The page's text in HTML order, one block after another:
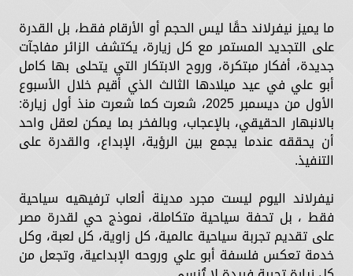
ما يميز نيفرلاند حقًا ليس الحجم أو الأرقام فقط، بل القدرة
على التجديد المستمر مع كل زيارة، يكتشف الزائر مفاجآت
جديدة، أفكار مبتكرة، وروح الابتكار التي يتحلى بها كامل
أبو علي في عيد ميلادها الثالث الذي أقيم خلال الأسبوع
الأول من ديسمبر 2025، شعرت كما شعرت منذ أول زيارة:
بالانبهار الحقيقي، بالإعجاب، وبالفخر بما يمكن لعقل واحد
أن يحققه عندما يجمع بين الرؤية، الإبداع، والقدرة على
التنفيذ.
نيفرلاند اليوم ليست مجرد مدينة ألعاب ترفيهيه سياحية
فقط ، بل تحفة سياحية متكاملة، نموذج حي لقدرة مصر
على تقديم تجربة سياحية عالمية، كل زاوية، كل لعبة، وكل
خدمة تعكس فلسفة أبو علي وروحه الإبداعية، وتجعل من